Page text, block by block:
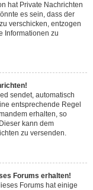
hat Private Nachrichten
es sein, dass der
verschicken, entzogen
Informationen zu
sendet, automatisch
entsprechende Regel
erhalten, so
kann dem
zu versenden.
Forums erhalten!
Forums hat einige